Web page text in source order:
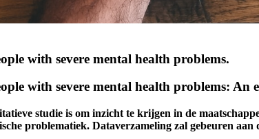
with severe mental health problems.
with severe mental health problems: An
studie is om inzicht te krijgen in de
problematiek. Dataverzameling zal gebeuren